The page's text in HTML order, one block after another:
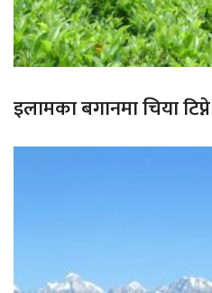
इलामका बगानमा चिया